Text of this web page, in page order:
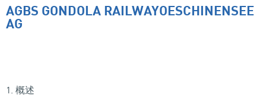
AGBS GONDOLA RAILWAYOESCHINENSEE
AG
1. 概述